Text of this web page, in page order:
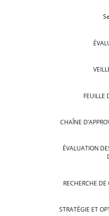
FEUILLE
CHAÎNE
ÉVALUATION
RECHERCHE
STRATÉGIE ET